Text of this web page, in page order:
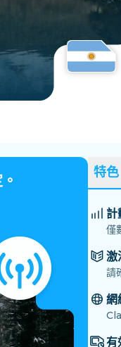
特色
計
僅
激
請
網
有